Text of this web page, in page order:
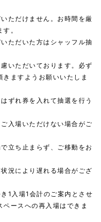
ただけません。お時間を厳
。
ただいた方はシャッフル抽
いただいております。必ず
ますようお願いいたしま
ずれ券を入れて抽選を行う
入場いただけない場合がご
立ち止まらず、ご移動をお
況により遅れる場合がござ
1入場1会計のご案内とさせ
ースへの再入場はできま